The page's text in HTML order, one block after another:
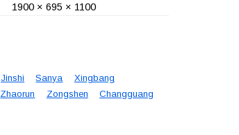
1900 × 695 × 1100
Jinshi Sanya
Xingbang
Zhaorun Zongshen
Changguang